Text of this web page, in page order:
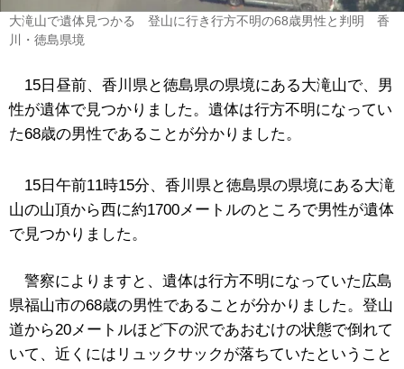
大滝山で遺体見つかる 登山に行き行方不明の68歳男性と判明 香
川・徳島県境
15日昼前、香川県と徳島県の県境にある大滝山で、男
性が遺体で見つかりました。遺体は行方不明になってい
た68歳の男性であることが分かりました。
15日午前11時15分、香川県と徳島県の県境にある大滝
山の山頂から西に約1700メートルのところで男性が遺体
で見つかりました。
警察によりますと、遺体は行方不明になっていた広島
県福山市の68歳の男性であることが分かりました。登山
道から20メートルほど下の沢であおむけの状態で倒れて
いて、近くにはリュックサックが落ちていたということ